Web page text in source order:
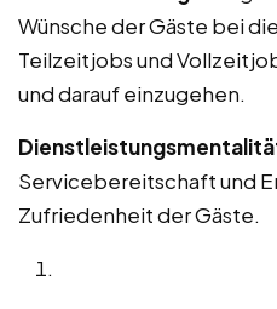
Wünsche der Gäste bei
Teilzeitjobs und
und darauf einzugehen.
Servicebereitschaft und
Zufriedenheit der Gäste.